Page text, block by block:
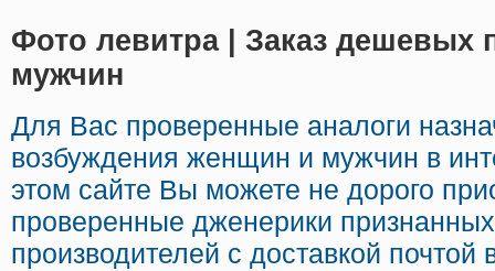
Фото левитра | Заказ дешевых
мужчин
Для Вас проверенные аналоги
возбуждения женщин и мужчин в
этом сайте Вы можете не дорого
проверенные дженерики
производителей с доставкой почтой